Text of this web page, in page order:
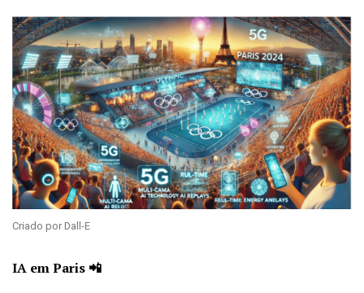
Criado por Dall-E
IA em Paris 📲